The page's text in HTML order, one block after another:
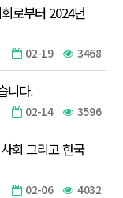
로부터 2024년
02-19 3468
니다.
02-14 3596
회 그리고 한국
02-06 4032